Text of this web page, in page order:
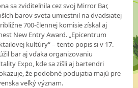
sa zviditeľnila cez svoj Mirror Bar,
barov sveta umiestnil na dvadsiatej
700-člennej komisie získal aj
New Entry Award. „Epicentrum
kultúry“ – tento popis si v 17.
bar aj vďaka organizovaniu
Expo, kde sa zišli aj bartendri
že podobné podujatia majú pre
veľký význam.